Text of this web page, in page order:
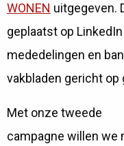
WONEN uitgegeven.
geplaatst op
mededelingen en
vakbladen gericht op
Met onze tweede
campagne willen we